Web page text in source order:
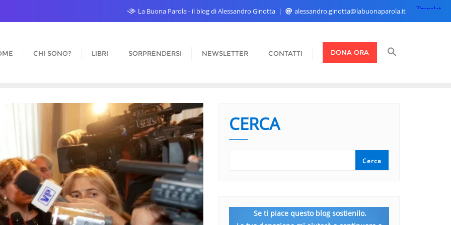
La Buona Parola - il blog di Alessandro Ginotta alessandro.ginotta@labuonaparola.it
CHI SONO? LIBRI SORPRENDERSI NEWSLETTER CONTATTI DONA ORA
CERCA
Cerca
Se ti piace questo blog sostienilo.